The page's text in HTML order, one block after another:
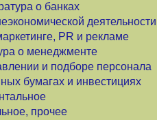
о банках
деятельности
PR и рекламе
о менеджменте
и подборе персонала
бумагах и инвестициях
прочее